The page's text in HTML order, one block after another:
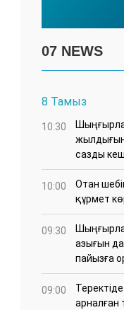
07 NEWS
8 Тамыз
10:30
сазды
10:00
Отан
құрмет
09:30
азығын
пайызға
09:00
арналған